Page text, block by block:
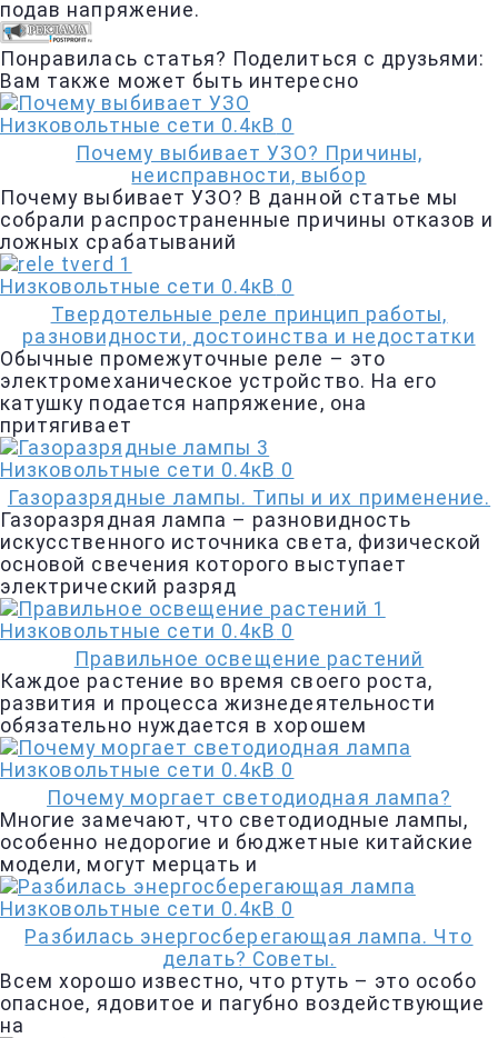
подав напряжение.
Понравилась статья? Поделиться с друзьями:
Вам также может быть интересно
Низковольтные сети 0.4кВ 0
Почему выбивает УЗО? Причины,
неисправности, выбор
Почему выбивает УЗО? В данной статье мы
собрали распространенные причины отказов и
ложных срабатываний
Низковольтные сети 0.4кВ 0
Твердотельные реле принцип работы,
разновидности, достоинства и недостатки
Обычные промежуточные реле – это
электромеханическое устройство. На его
катушку подается напряжение, она
притягивает
Низковольтные сети 0.4кВ 0
Газоразрядные лампы. Типы и их применение.
Газоразрядная лампа – разновидность
искусственного источника света, физической
основой свечения которого выступает
электрический разряд
Низковольтные сети 0.4кВ 0
Правильное освещение растений
Каждое растение во время своего роста,
развития и процесса жизнедеятельности
обязательно нуждается в хорошем
Низковольтные сети 0.4кВ 0
Почему моргает светодиодная лампа?
Многие замечают, что светодиодные лампы,
особенно недорогие и бюджетные китайские
модели, могут мерцать и
Низковольтные сети 0.4кВ 0
Разбилась энергосберегающая лампа. Что
делать? Советы.
Всем хорошо известно, что ртуть – это особо
опасное, ядовитое и пагубно воздействующие
на